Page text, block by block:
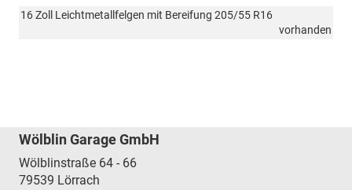
16 Zoll Leichtmetallfelgen mit Bereifung 205/55 R16
vorhanden
Wölblin Garage GmbH
Wölblinstraße 64 - 66
79539 Lörrach